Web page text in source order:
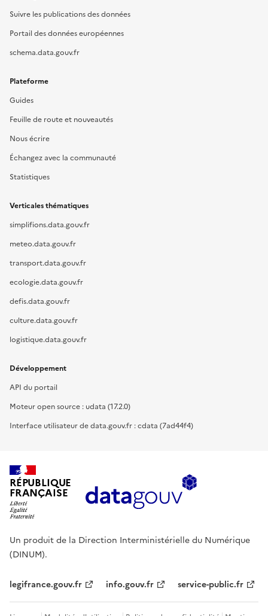
Suivre les publications des données
Portail des données européennes
schema.data.gouv.fr
Plateforme
Guides
Feuille de route et nouveautés
Nous écrire
Échangez avec la communauté
Statistiques
Verticales thématiques
simplifions.data.gouv.fr
meteo.data.gouv.fr
transport.data.gouv.fr
ecologie.data.gouv.fr
defis.data.gouv.fr
culture.data.gouv.fr
logistique.data.gouv.fr
Développement
API du portail
Moteur open source : udata (17.2.0)
Interface utilisateur de data.gouv.fr : cdata (7ad44f4)
RÉPUBLIQUE
FRANÇAISE
Un produit de la Direction Interministérielle du Numérique
(DINUM).
legifrance.gouv.fr info.gouv.fr service-public.fr